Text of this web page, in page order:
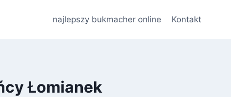
najlepszy bukmacher online Kontakt
Łomianek